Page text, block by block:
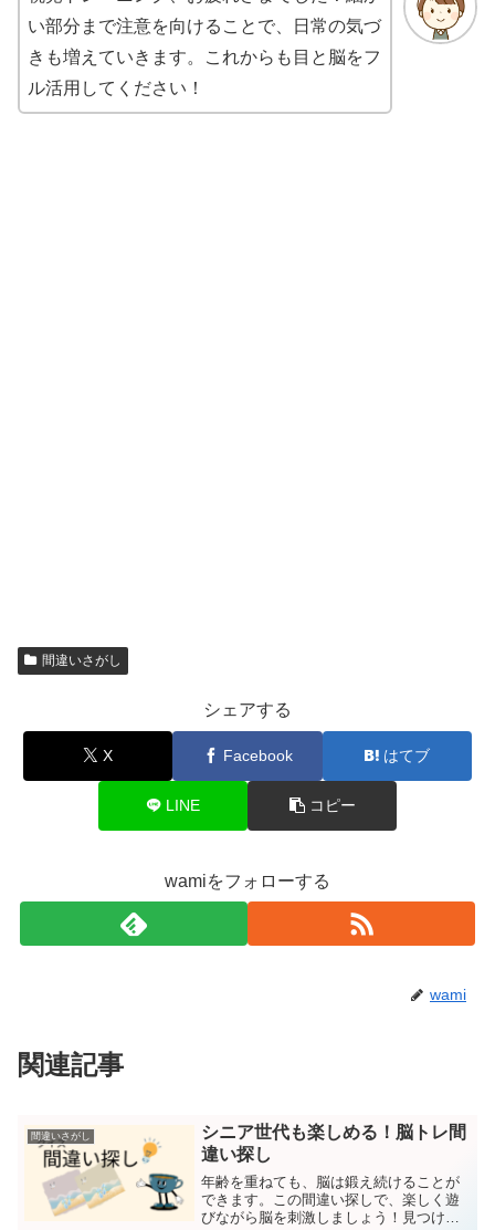
い部分まで注意を向けることで、日常の気づ
きも増えていきます。これからも目と脳をフ
ル活用してください！
間違いさがし
シェアする
X Facebook はてブ
LINE コピー
wamiをフォローする
wami
関連記事
間違いさがし
シニア世代も楽しめる！脳トレ間
違い探し
年齢を重ねても、脳は鍛え続けることが
できます。この間違い探しで、楽しく遊
びながら脳を刺激しましょう！見つけた